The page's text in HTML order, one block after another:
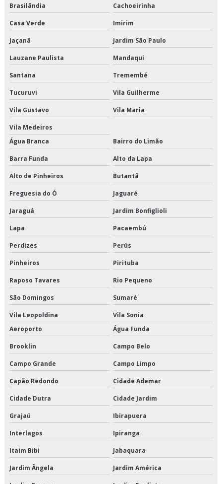
Especialista em elevadores
Especialista em instalação e conserto de elevadores
Fabricantes de elevadores em sp
Inspeção anual de elevadores
Inspeção de elevadores
Inspeção de elevadores periodicidade
Inspeção e manutenção de elevadores
Inspeção em elevadores de carga
Inspeção periódica de elevadores
Instalação de elevador acessibilidade
Instalação de elevadores em edifícios
Instalação de elevadores em prédios antigos
Instalação de elevadores em sp
Instalação de elevadores preço
Instalação de elevadores prediais
Legislação elevadores sp
Legislação para elevadores
Limpeza de elevadores
Loja de peças de elevadores
Manutenção corretiva em elevadores
Manutenção de elevador
Manutenção de elevador social
Brasilândia Cachoeirinha
Casa Verde Imirim
Jaçanã Jardim São Paulo
Lauzane Paulista Mandaqui
Santana Tremembé
Tucuruvi Vila Guilherme
Vila Gustavo Vila Maria
Vila Medeiros
Água Branca
Bairro do Limão
Barra Funda Alto da Lapa
Alto de Pinheiros Butantã
Freguesia do Ó Jaguaré
Jaraguá Jardim Bonfiglioli
Lapa Pacaembú
Perdizes Perús
Pinheiros Pirituba
Raposo Tavares Rio Pequeno
São Domingos Sumaré
Vila Leopoldina
Vila Sonia
Aeroporto
Água Funda
Brooklin Campo Belo
Campo Grande Campo Limpo
Capão Redondo Cidade Ademar
Cidade Dutra Cidade Jardim
Grajaú Ibirapuera
Interlagos Ipiranga
Itaim Bibi Jabaquara
Jardim Ângela Jardim América